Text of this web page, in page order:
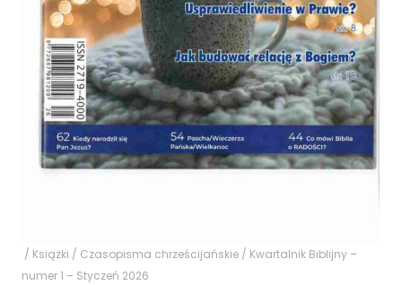
/ Książki / Czasopisma chrześcijańskie / Kwartalnik Biblijny –
numer 1 – Styczeń 2026